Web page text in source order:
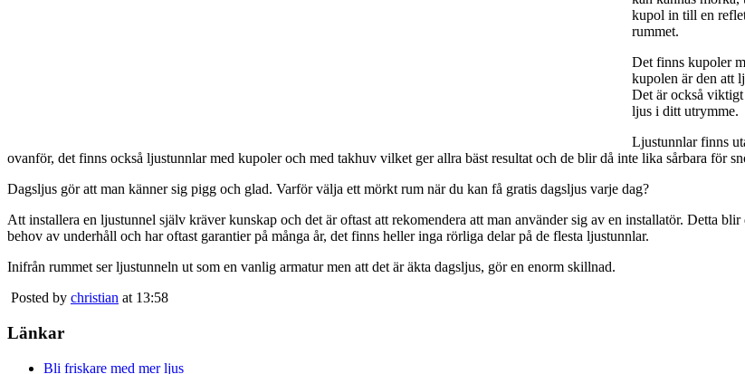
kupol in till en
rummet.
Det finns kupoler
kupolen är den att
Det är också
ljus i ditt utrymme.
Ljustunnlar finns
ovanför, det finns också ljustunnlar med kupoler och med takhuv vilket ger allra bäst resultat och de blir då inte lika sårbara för
Dagsljus gör att man känner sig pigg och glad. Varför välja ett mörkt rum när du kan få gratis dagsljus varje dag?
Att installera en ljustunnel själv kräver kunskap och det är oftast att rekomendera att man använder sig av en installatör. Detta
behov av underhåll och har oftast garantier på många år, det finns heller inga rörliga delar på de flesta ljustunnlar.
Inifrån rummet ser ljustunneln ut som en vanlig armatur men att det är äkta dagsljus, gör en enorm skillnad.
Posted by christian at 13:58
Länkar
Bli friskare med mer ljus